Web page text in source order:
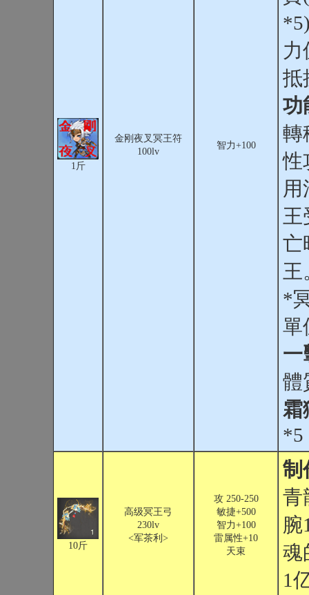
1斤
金刚夜叉冥王符
100lv
智力+100
力
抵
功
轉
性
用
王
亡
王
*
單
一
體
霜
*5
10斤
高级冥王弓
230lv
<军茶利>
攻 250-250
敏捷+500
智力+100
雷属性+10
天束
制
青
腕
魂
1